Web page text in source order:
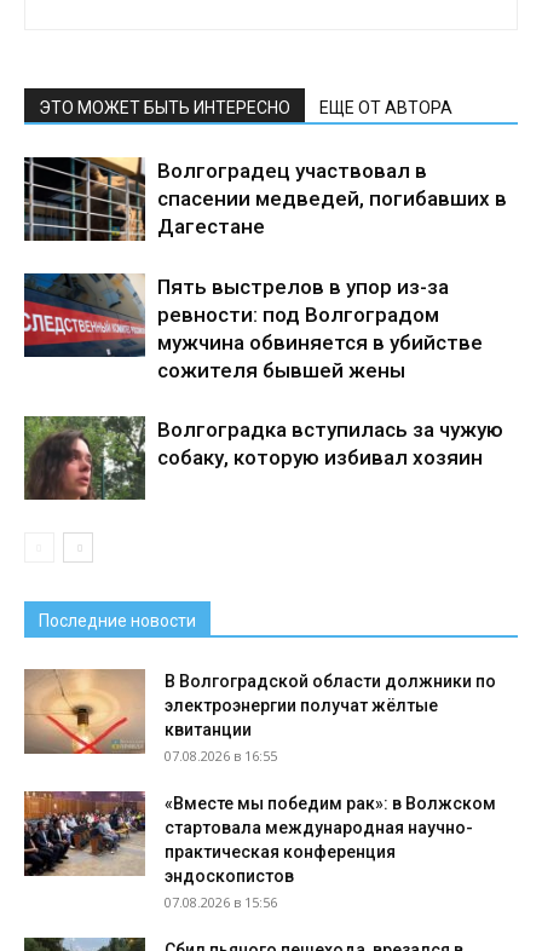
ЭТО МОЖЕТ БЫТЬ ИНТЕРЕСНО ЕЩЕ ОТ АВТОРА
Волгоградец участвовал в
спасении медведей, погибавших в
Дагестане
Пять выстрелов в упор из-за
ревности: под Волгоградом
мужчина обвиняется в убийстве
сожителя бывшей жены
Волгоградка вступилась за чужую
собаку, которую избивал хозяин
Последние новости
В Волгоградской области должники по
электроэнергии получат жёлтые
квитанции
07.08.2026 в 16:55
«Вместе мы победим рак»: в Волжском
стартовала международная научно-
практическая конференция
эндоскопистов
07.08.2026 в 15:56